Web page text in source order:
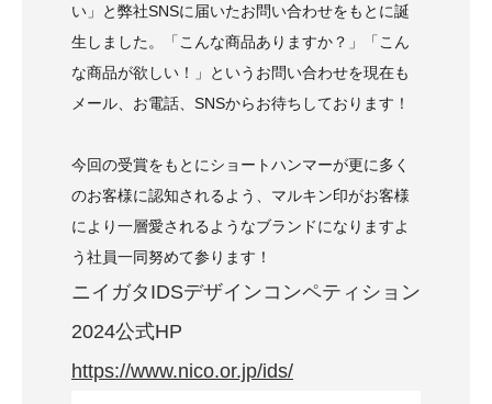
い」と弊社SNSに届いたお問い合わせをもとに誕
生しました。「こんな商品ありますか？」「こん
な商品が欲しい！」というお問い合わせを現在も
メール、お電話、SNSからお待ちしております！
今回の受賞をもとにショートハンマーが更に多く
のお客様に認知されるよう、マルキン印がお客様
により一層愛されるようなブランドになりますよ
う社員一同努めて参ります！
ニイガタIDSデザインコンペティション
2024公式HP
https://www.nico.or.jp/ids/